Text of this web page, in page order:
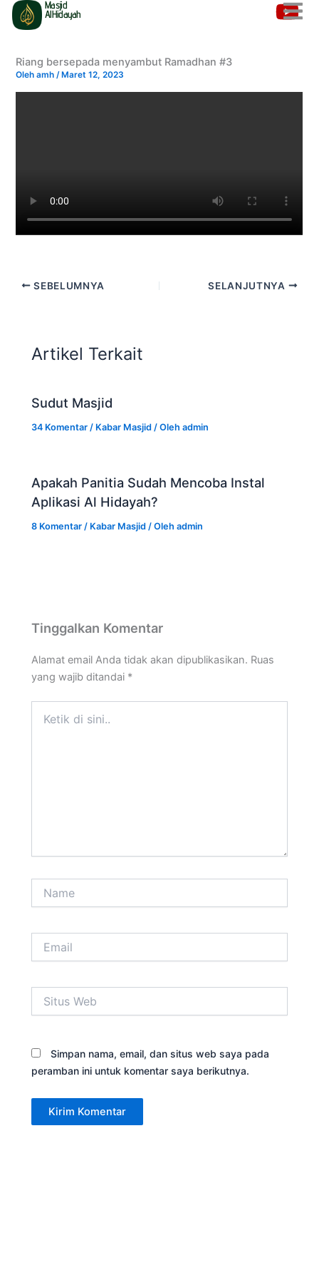
Lewati
Masjid
AlHidayah
Riang bersepada menyambut Ramadhan #3
Olehamh/ Maret 12, 2023
SEBELUMNYA SELANJUTNYA
Artikel Terkait
Sudut Masjid
34 Komentar / Kabar Masjid / Olehadmin
Apakah Panitia Sudah Mencoba Instal
Aplikasi Al Hidayah?
8 Komentar / Kabar Masjid / Olehadmin
Tinggalkan Komentar
Alamat email Anda tidak akan dipublikasikan. Ruas
yang wajib ditandai *
Web
Simpan nama, email, dan situs web saya pada
peramban ini untuk komentar saya berikutnya.